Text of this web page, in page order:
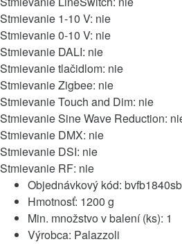
Stmievanie 1-10 V: nie
Stmievanie 0-10 V: nie
Stmievanie DALI: nie
Stmievanie tlačidlom: nie
Stmievanie Zigbee: nie
Stmievanie Touch and Dim: nie
Stmievanie Sine Wave Reduction:
Stmievanie DMX: nie
Stmievanie DSI: nie
Stmievanie RF: nie
Objednávkový kód: bvfb1840sb
Hmotnosť: 1200 g
Min. množstvo v balení (ks): 1
Výrobca: Palazzoli